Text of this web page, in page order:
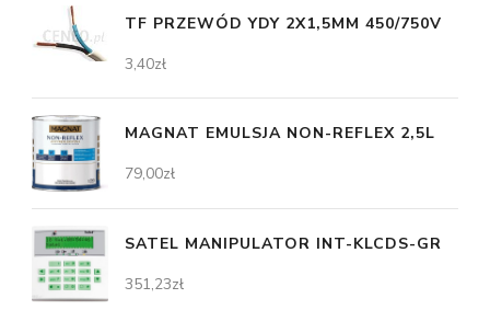
TF PRZEWÓD YDY 2X1,5MM 450/750V
3,40zł
MAGNAT EMULSJA NON-REFLEX 2,5L
79,00zł
SATEL MANIPULATOR INT-KLCDS-GR
351,23zł